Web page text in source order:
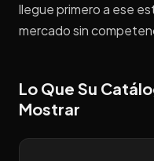
llegue primero a ese
mercado sin
Lo Que Su
Mostrar